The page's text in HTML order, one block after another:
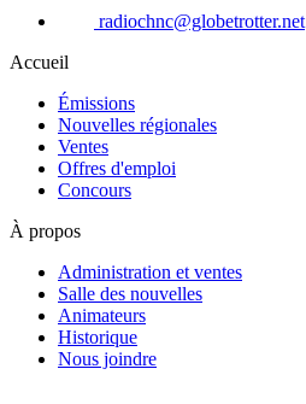
radiochnc@globetrotter.net
Accueil
Émissions
Nouvelles régionales
Ventes
Offres d'emploi
Concours
À propos
Administration et ventes
Salle des nouvelles
Animateurs
Historique
Nous joindre